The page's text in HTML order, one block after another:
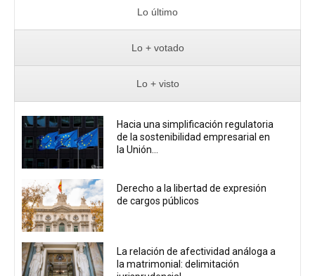
Lo último
Lo + votado
Lo + visto
Hacia una simplificación regulatoria
de la sostenibilidad empresarial en
la Unión...
Derecho a la libertad de expresión
de cargos públicos
La relación de afectividad análoga a
la matrimonial: delimitación